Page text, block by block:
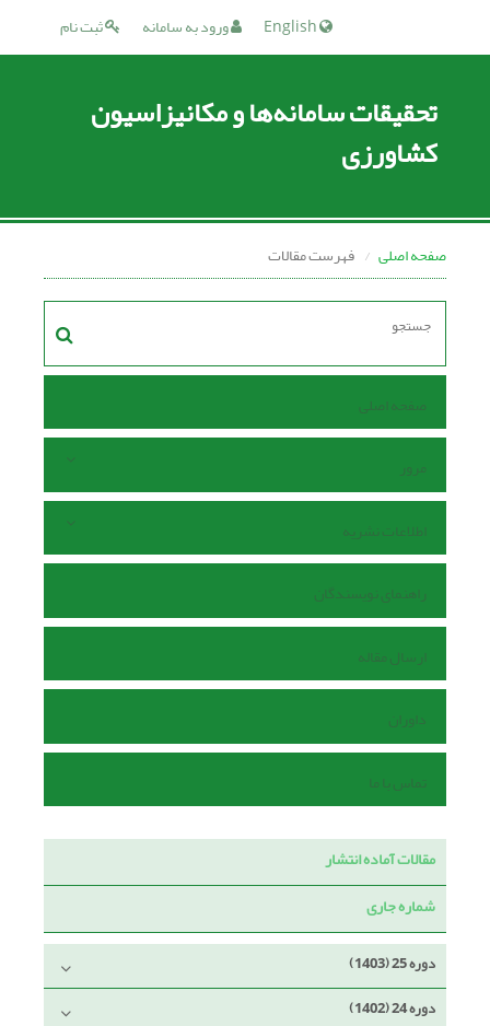
ثبت نام ورود به سامانه
تحقیقات سامانه‌ها و مکانیزاسیون
کشاورزی
صفحه اصلی فهرست مقالات
صفحه اصلی
مرور
اطلاعات نشریه
راهنمای نویسندگان
ارسال مقاله
داوران
تماس با ما
مقالات آماده انتشار
شماره جاری
دوره 25 (1403)
دوره 24 (1402)